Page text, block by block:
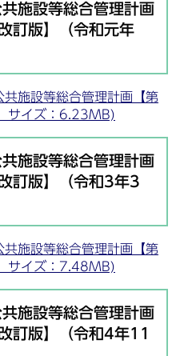
施設等総合管理計画
訂版】（令和元年
共施設等総合管理計画【第
サイズ：6.23MB)
施設等総合管理計画
訂版】（令和3年3
共施設等総合管理計画【第
サイズ：7.48MB)
施設等総合管理計画
訂版】（令和4年11